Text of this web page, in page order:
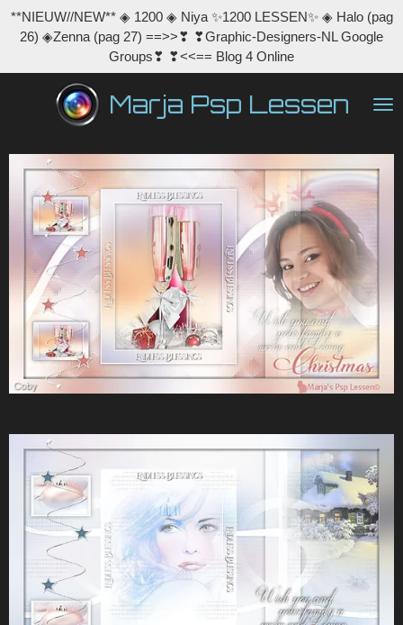
Ga
direct
de
hoofdinhoud
Marja Psp Lessen
**NIEUW//NEW** ◈ 1200 ◈ Niya ✨1200 LESSEN✨ ◈ Halo (pag
26) ◈Zenna (pag 27) ==>>❣ ❣Graphic-Designers-NL Google
Groups❣ ❣<<== Blog 4 Online